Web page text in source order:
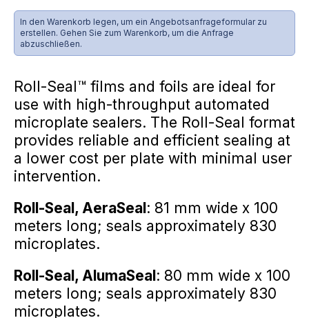
In den Warenkorb legen, um ein Angebotsanfrageformular zu
erstellen. Gehen Sie zum Warenkorb, um die Anfrage
abzuschließen.
Roll-Seal™ films and foils are ideal for
use with high-throughput automated
microplate sealers. The Roll-Seal format
provides reliable and efficient sealing at
a lower cost per plate with minimal user
intervention.
Roll-Seal, AeraSeal: 81 mm wide x 100
meters long; seals approximately 830
microplates.
Roll-Seal, AlumaSeal: 80 mm wide x 100
meters long; seals approximately 830
microplates.